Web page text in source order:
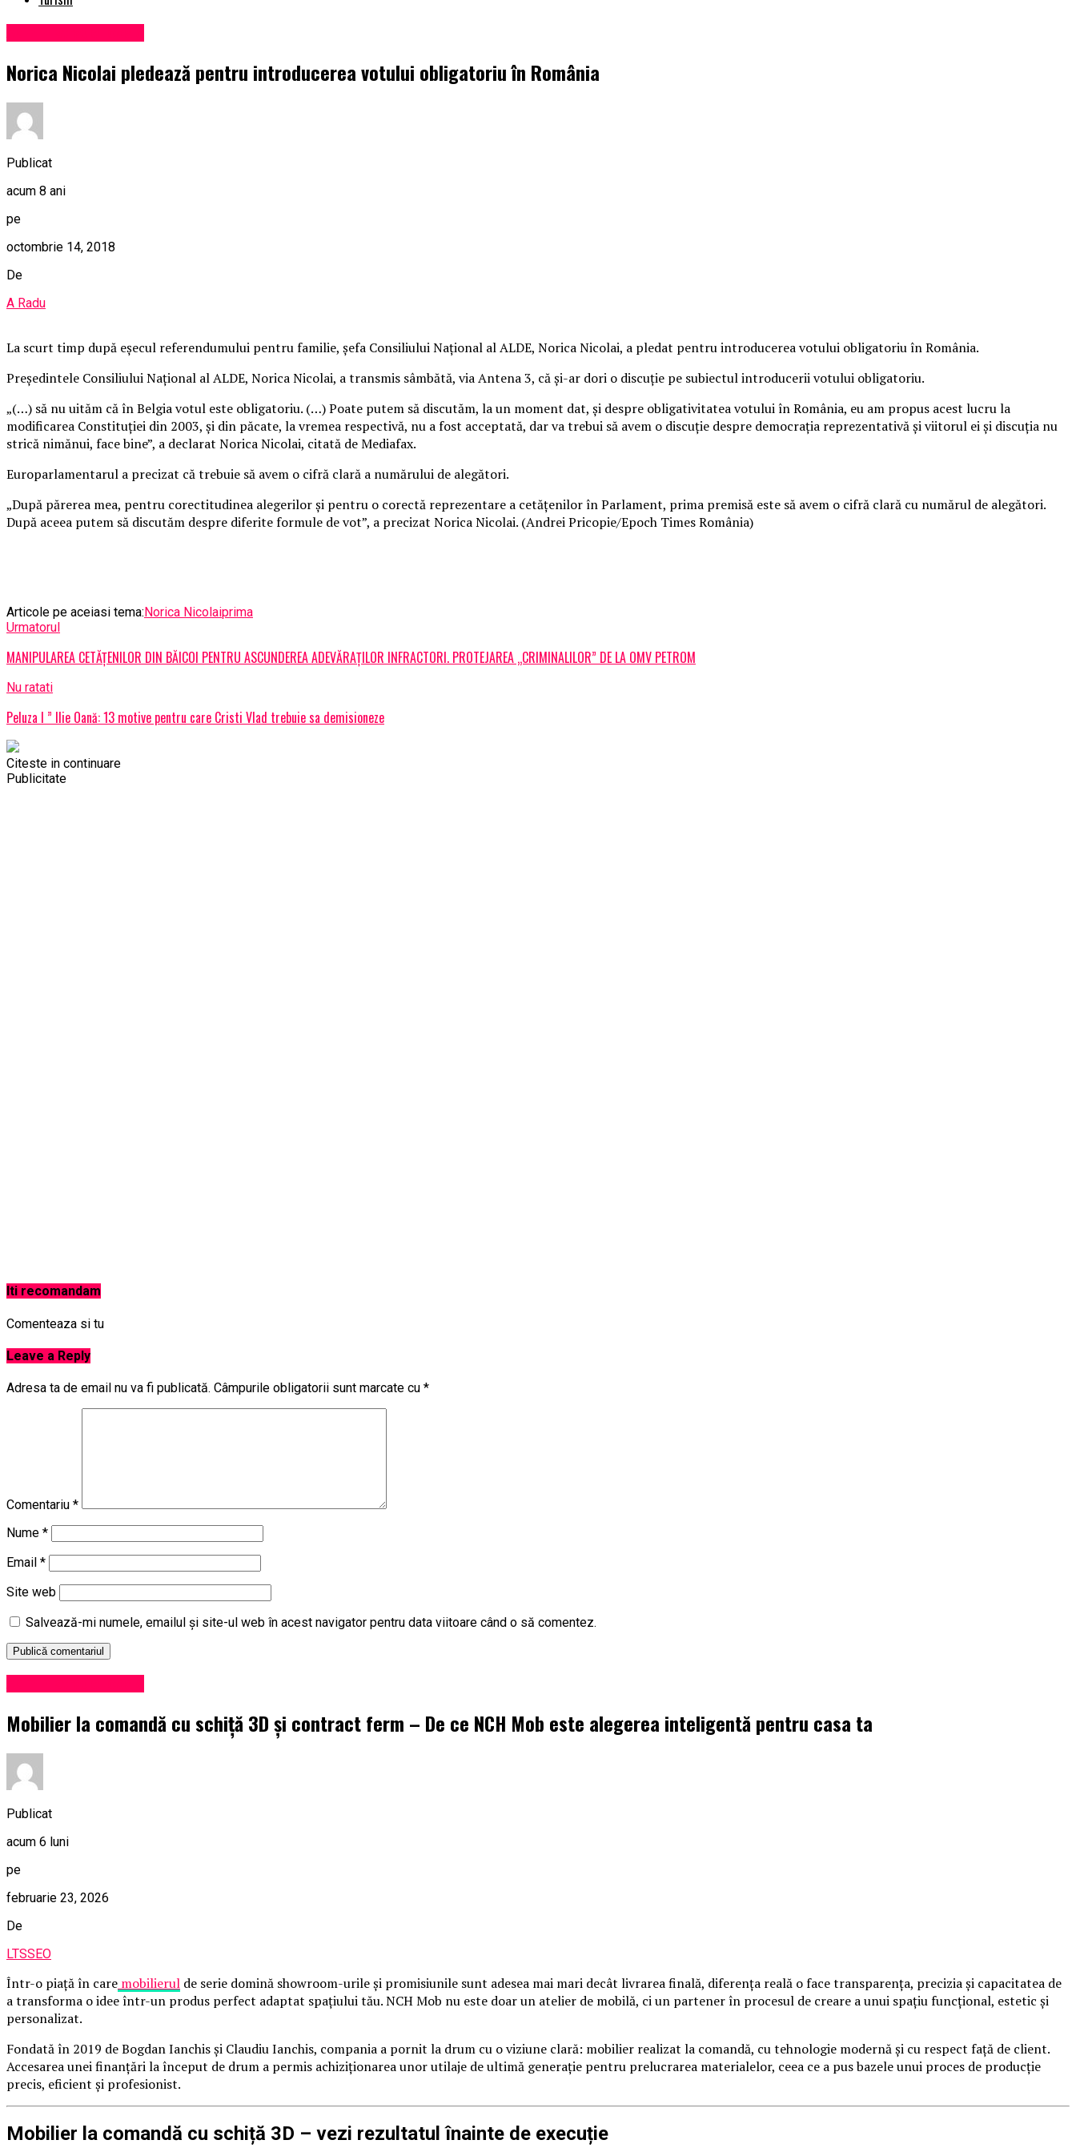
Norica Nicolai pledează pentru introducerea votului obligatoriu în România
Publicat
acum 8 ani
pe
octombrie 14, 2018
De
A Radu
La scurt timp după eşecul referendumului pentru familie, şefa Consiliului Naţional al ALDE, Norica Nicolai, a pledat pentru introducerea votului obligatoriu în România.
Preşedintele Consiliului Naţional al ALDE, Norica Nicolai, a transmis sâmbătă, via Antena 3, că şi-ar dori o discuţie pe subiectul introducerii votului obligatoriu.
„(…) să nu uităm că în Belgia votul este obligatoriu. (…) Poate putem să discutăm, la un moment dat, şi despre obligativitatea votului în România, eu am propus acest lucru la
modificarea Constituţiei din 2003, şi din păcate, la vremea respectivă, nu a fost acceptată, dar va trebui să avem o discuţie despre democraţia reprezentativă şi viitorul ei şi discuţia nu
strică nimănui, face bine”, a declarat Norica Nicolai, citată de Mediafax.
Europarlamentarul a precizat că trebuie să avem o cifră clară a numărului de alegători.
„După părerea mea, pentru corectitudinea alegerilor şi pentru o corectă reprezentare a cetăţenilor în Parlament, prima premisă este să avem o cifră clară cu numărul de alegători.
După aceea putem să discutăm despre diferite formule de vot”, a precizat Norica Nicolai. (Andrei Pricopie/Epoch Times România)
Articole pe aceiasi tema:Norica Nicolaiprima
Urmatorul
MANIPULAREA CETĂȚENILOR DIN BĂICOI PENTRU ASCUNDEREA ADEVĂRAȚILOR INFRACTORI. PROTEJAREA „CRIMINALILOR” DE LA OMV PETROM
Nu ratati
Peluza I ” Ilie Oană: 13 motive pentru care Cristi Vlad trebuie sa demisioneze
Citeste in continuare
Publicitate
Iti recomandam
Comenteaza si tu
Leave a Reply
Adresa ta de email nu va fi publicată. Câmpurile obligatorii sunt marcate cu *
Comentariu *
Nume *
Email *
Site web
Salvează-mi numele, emailul și site-ul web în acest navigator pentru data viitoare când o să comentez.
Mobilier la comandă cu schiță 3D și contract ferm – De ce NCH Mob este alegerea inteligentă pentru casa ta
Publicat
acum 6 luni
pe
februarie 23, 2026
De
LTSSEO
Într-o piață în care mobilierul de serie domină showroom-urile și promisiunile sunt adesea mai mari decât livrarea finală, diferența reală o face transparența, precizia și capacitatea de
a transforma o idee într-un produs perfect adaptat spațiului tău. NCH Mob nu este doar un atelier de mobilă, ci un partener în procesul de creare a unui spațiu funcțional, estetic și
personalizat.
Fondată în 2019 de Bogdan Ianchis și Claudiu Ianchis, compania a pornit la drum cu o viziune clară: mobilier realizat la comandă, cu tehnologie modernă și cu respect față de client.
Accesarea unei finanțări la început de drum a permis achiziționarea unor utilaje de ultimă generație pentru prelucrarea materialelor, ceea ce a pus bazele unui proces de producție
precis, eficient și profesionist.
Mobilier la comandă cu schiță 3D – vezi rezultatul înainte de execuție